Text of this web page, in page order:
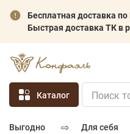
Бесплатная доставка
Быстрая доставка ТК в
Каталог
выгодно ⇨ для себя